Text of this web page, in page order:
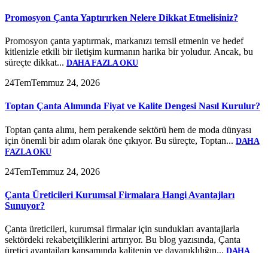
Promosyon Çanta Yaptırırken Nelere Dikkat Etmelisiniz?
Promosyon çanta yaptırmak, markanızı temsil etmenin ve hedef
kitlenizle etkili bir iletişim kurmanın harika bir yoludur. Ancak, bu
süreçte dikkat... DAHA FAZLA OKU
24TemTemmuz 24, 2026
Toptan Çanta Alımında Fiyat ve Kalite Dengesi Nasıl Kurulur?
Toptan çanta alımı, hem perakende sektörü hem de moda dünyası
için önemli bir adım olarak öne çıkıyor. Bu süreçte, Toptan... DAHA
FAZLA OKU
24TemTemmuz 24, 2026
Çanta Üreticileri Kurumsal Firmalara Hangi Avantajları
Sunuyor?
Çanta üreticileri, kurumsal firmalar için sundukları avantajlarla
sektördeki rekabetçiliklerini artırıyor. Bu blog yazısında, Çanta
üretici avantajları kapsamında kalitenin ve dayanıklılığın... DAHA